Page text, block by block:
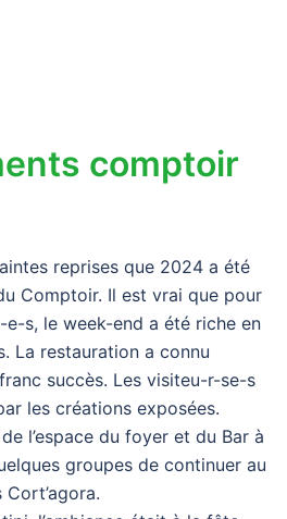
comptoir
reprises que 2024 a été
Comptoir. Il est vrai que pour
s, le week-end a été riche en
La restauration a connu
succès. Les visiteu-r-se-s
les créations exposées.
l’espace du foyer et du Bar à
groupes de continuer au